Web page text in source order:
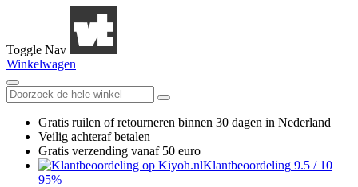
Toggle Nav
Winkelwagen
Gratis ruilen of retourneren binnen 30 dagen in Nederland
Veilig achteraf betalen
Gratis verzending vanaf 50 euro
Klantbeoordeling 9.5 / 10
95%